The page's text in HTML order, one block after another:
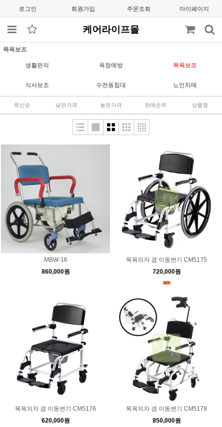
로그인 회원가입 주문조회 마이페이지
케어라이프몰
목욕보조
생활편의 욕창예방 목욕보조
식사보조 수전동침대 노인치매
최신순 낮은가격 높은가격 판매순위 상품명
MBW-16
860,000원
목욕의자 겸 이동변기 CM5175
720,000원
목욕의자 겸 이동변기 CM5176
620,000원
목욕의자 겸 이동변기 CM5178
850,000원